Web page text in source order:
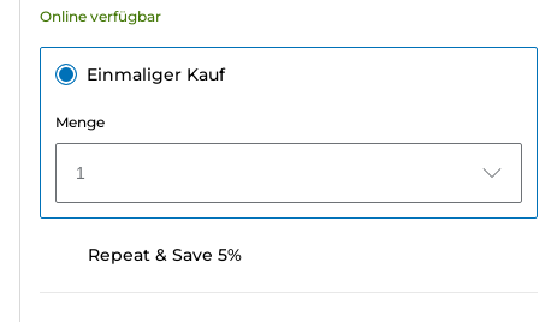
Online verfügbar
Einmaliger Kauf
Menge
1
Repeat & Save 5%